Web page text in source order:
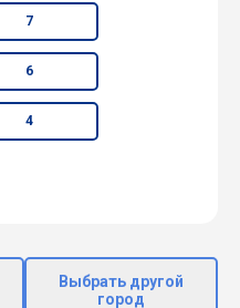
7
6
4
Выбрать другой
город